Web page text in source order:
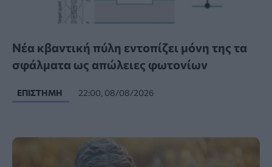
Νέα κβαντική πύλη εντοπίζει μόνη της τα
σφάλματα ως απώλειες φωτονίων
ΕΠΙΣΤΉΜΗ 22:00, 08/08/2026